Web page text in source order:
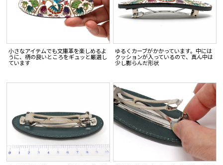
小さなアイテムでも文庫革を楽しめるよ
うに、柄の良いところをギュッと厳選し
ています
ゆるくカーブがかかっています。中には
クッションが入っているので、真ん中は
少し膨らんだ形状